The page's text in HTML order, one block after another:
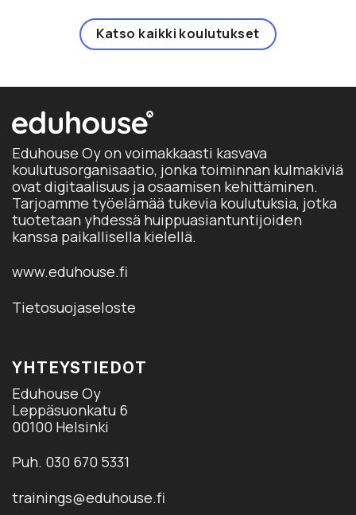
Katso kaikki koulutukset
Eduhouse Oy on voimakkaasti kasvava
koulutusorganisaatio, jonka toiminnan kulmakiviä
ovat digitaalisuus ja osaamisen kehittäminen.
Tarjoamme työelämää tukevia koulutuksia, jotka
tuotetaan yhdessä huippuasiantuntijoiden
kanssa paikallisella kielellä.
www.eduhouse.fi
Tietosuojaseloste
YHTEYSTIEDOT
Eduhouse Oy
Leppäsuonkatu 6
00100 Helsinki
Puh. 030 670 5331
trainings@eduhouse.fi